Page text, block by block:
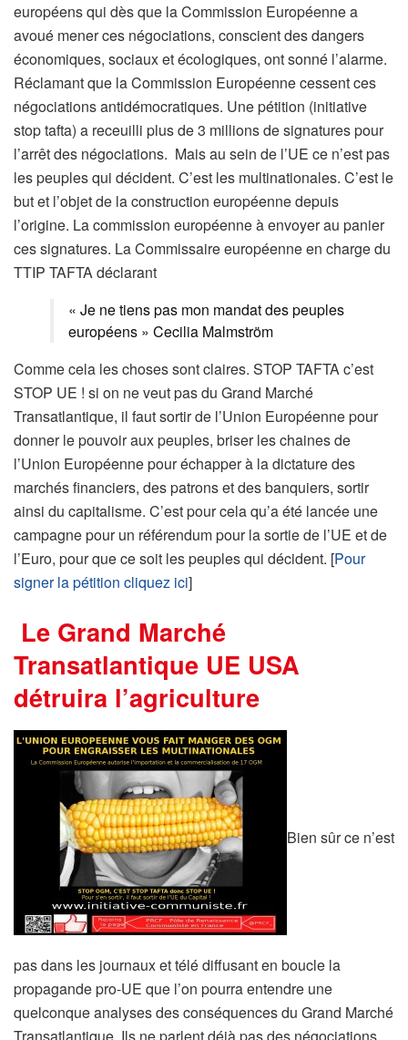
européens qui dès que la Commission Européenne a
avoué mener ces négociations, conscient des dangers
économiques, sociaux et écologiques, ont sonné l’alarme.
Réclamant que la Commission Européenne cessent ces
négociations antidémocratiques. Une pétition (initiative
stop tafta) a receuilli plus de 3 millions de signatures pour
l’arrêt des négociations. Mais au sein de l’UE ce n’est pas
les peuples qui décident. C’est les multinationales. C’est le
but et l’objet de la construction européenne depuis
l’origine. La commission européenne à envoyer au panier
ces signatures. La Commissaire européenne en charge du
TTIP TAFTA déclarant
« Je ne tiens pas mon mandat des peuples
européens » Cecilia Malmström
Comme cela les choses sont claires. STOP TAFTA c’est
STOP UE ! si on ne veut pas du Grand Marché
Transatlantique, il faut sortir de l’Union Européenne pour
donner le pouvoir aux peuples, briser les chaines de
l’Union Européenne pour échapper à la dictature des
marchés financiers, des patrons et des banquiers, sortir
ainsi du capitalisme. C’est pour cela qu’a été lancée une
campagne pour un référendum pour la sortie de l’UE et de
l’Euro, pour que ce soit les peuples qui décident. [Pour
signer la pétition cliquez ici]
Le Grand Marché
Transatlantique UE USA
détruira l’agriculture
Bien sûr ce n’est
pas dans les journaux et télé diffusant en boucle la
propagande pro-UE que l’on pourra entendre une
quelconque analyses des conséquences du Grand Marché